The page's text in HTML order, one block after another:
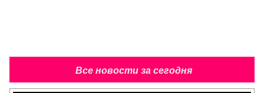
Все новости за сегодня